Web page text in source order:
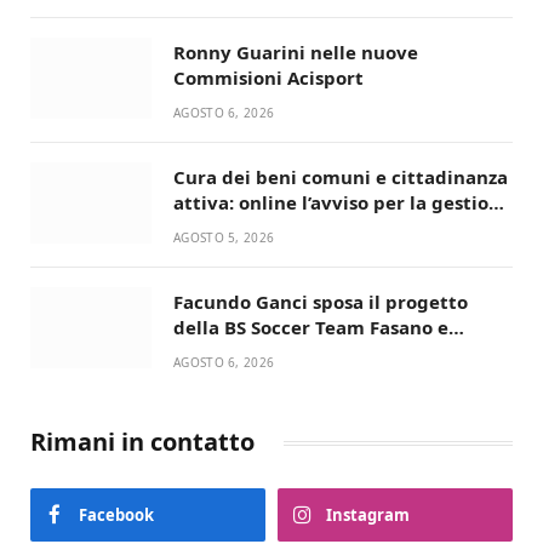
Ronny Guarini nelle nuove
Commisioni Acisport
AGOSTO 6, 2026
Cura dei beni comuni e cittadinanza
attiva: online l’avviso per la gestione
condivisa della Villetta di Laureto
AGOSTO 5, 2026
Facundo Ganci sposa il progetto
della BS Soccer Team Fasano e
ritorna in campo
AGOSTO 6, 2026
Rimani in contatto
Facebook Instagram